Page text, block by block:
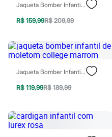
Sapatos
Sandálias e Papetes
Tênis
Acessórios
Bermudas
Camisetas
Calças
Regatas
Meias
Pijamas
Jaqueta Bomber Infantil Estampada Preta
R$ 159,99R$ 209,99
Jaqueta Bomber Infantil De Moletom College Marrom
R$ 119,99R$ 189,99